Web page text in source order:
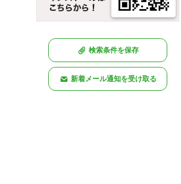
検索条件を保存
新着メール通知を受け取る